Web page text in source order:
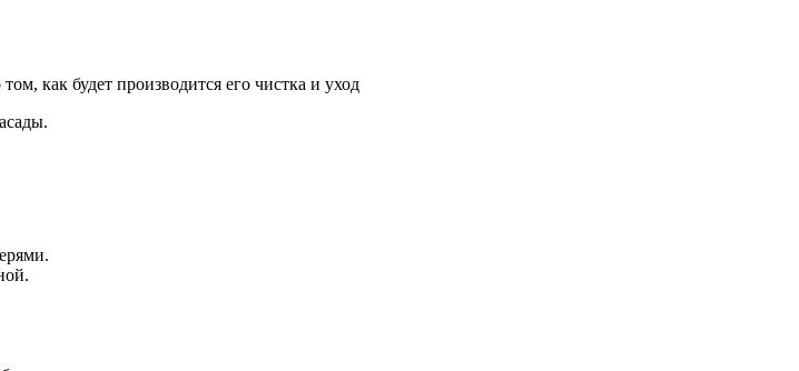
как будет производится его чистка и уход